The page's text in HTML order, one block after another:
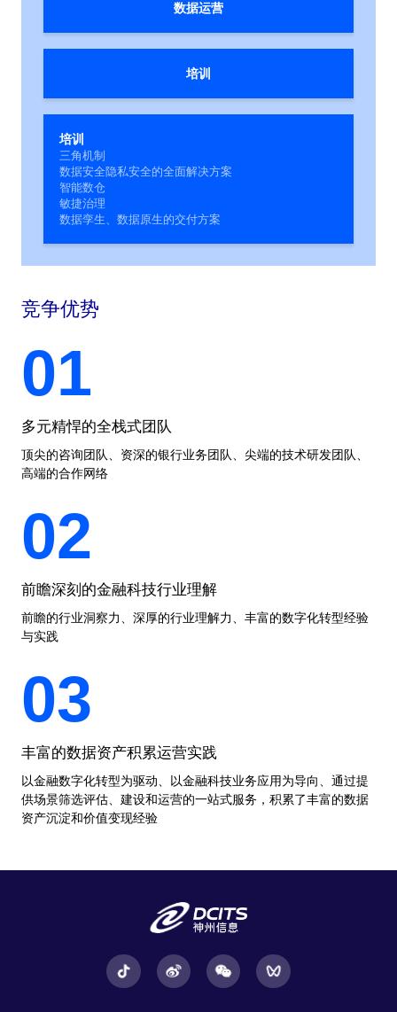
数据运营
培训
培训
三角机制
数据安全隐私安全的全面解决方案
智能数仓
敏捷治理
数据孪生、数据原生的交付方案
竞争优势
01
多元精悍的全栈式团队
顶尖的咨询团队、资深的银行业务团队、尖端的技术研发团队、
高端的合作网络
02
前瞻深刻的金融科技行业理解
前瞻的行业洞察力、深厚的行业理解力、丰富的数字化转型经验
与实践
03
丰富的数据资产积累运营实践
以金融数字化转型为驱动、以金融科技业务应用为导向、通过提
供场景筛选评估、建设和运营的一站式服务，积累了丰富的数据
资产沉淀和价值变现经验